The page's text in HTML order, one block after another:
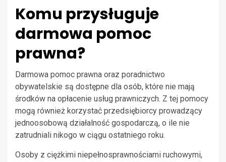
Komu przysługuje
darmowa pomoc
prawna?
Darmowa pomoc prawna oraz poradnictwo
obywatelskie są dostępne dla osób, które nie mają
środków na opłacenie usług prawniczych. Z tej pomocy
mogą również korzystać przedsiębiorcy prowadzący
jednoosobową działalność gospodarczą, o ile nie
zatrudniali nikogo w ciągu ostatniego roku.
Osoby z ciężkimi niepełnosprawnościami ruchowymi,